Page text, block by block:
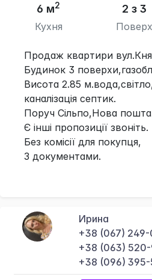
6 м2
Кухня
2 з 3
Поверх
Продаж квартири
Будинок 3
Висота 2.85
каналізація септик.
Поруч Сільпо,Нова
Є інші пропозиції звоніть.
Без комісії для покупця,
З документами.
Ирина
+38 (067)
+38 (063)
+38 (096)